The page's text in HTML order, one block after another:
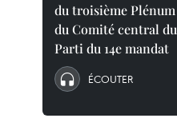
du troisième Plénum
du Comité central du
Parti du 14e mandat
ÉCOUTER